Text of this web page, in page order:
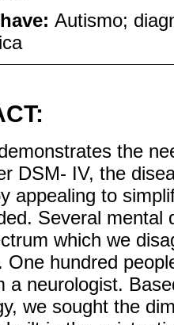
Autismo;
the
DSM- IV, the
appealing to
Several mental
which we
One hundred
a neurologist.
we sought the